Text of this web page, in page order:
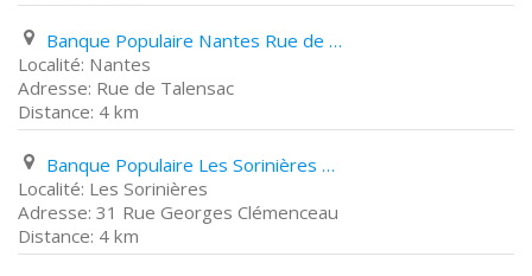
Banque Populaire Nantes Rue de Talensac
Nantes
Rue de Talensac
4 km
Banque Populaire Les Sorinières 31 Rue Georges Clémenceau
Les Sorinières
31 Rue Georges Clémenceau
4 km